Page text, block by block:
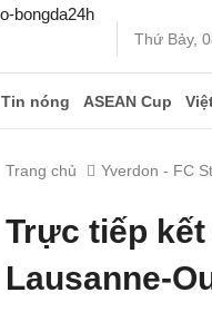
Thứ Bảy,
Tin nóng ASEAN Cup
Trang chủ Yverdon - FC
Trực tiếp kết
Lausanne-